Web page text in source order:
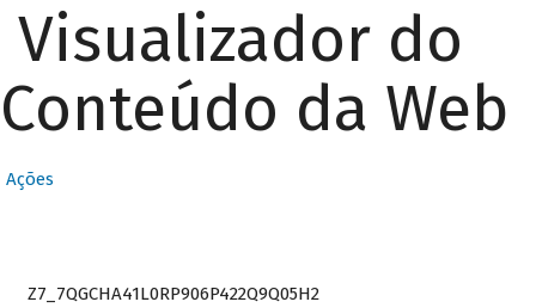
Visualizador do
Conteúdo da Web
Ações
Z7_7QGCHA41L0RP906P422Q9Q05H2